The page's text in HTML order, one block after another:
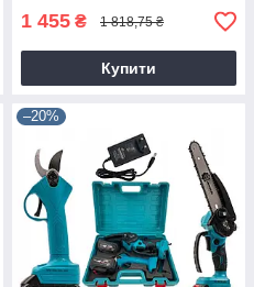
1 455 ₴ 1 818,75 ₴
Купити
–20%